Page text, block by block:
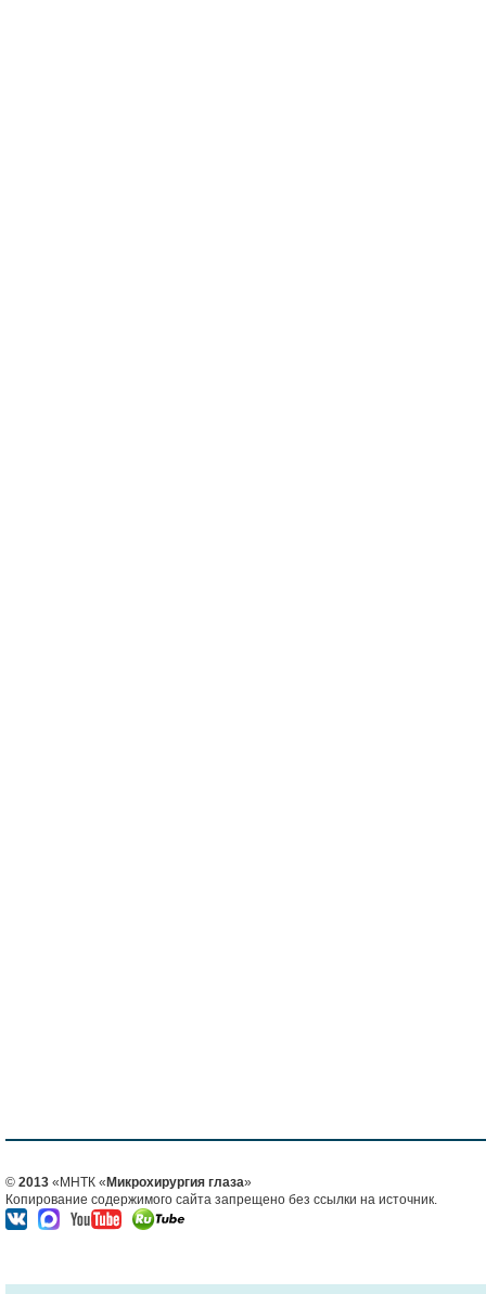
© 2013 «МНТК « Микрохирургия глаза»
Копирование содержимого сайта запрещено без ссылки на источник.